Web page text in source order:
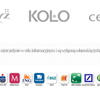
jedynie w celu informacyjnym i są wyłączną własnością